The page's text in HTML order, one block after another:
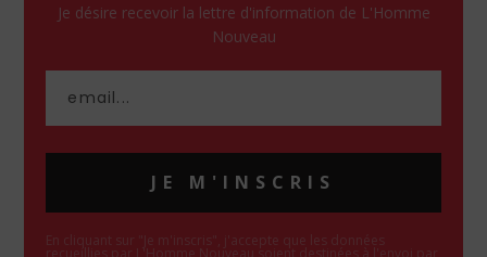
Je désire recevoir la lettre d'information de L'Homme
Nouveau
JE M'INSCRIS
En cliquant sur "Je m'inscris", j'accepte que les données